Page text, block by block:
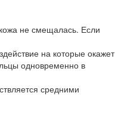
не смещалась. Если
на которые окажет
одновременно в
средними